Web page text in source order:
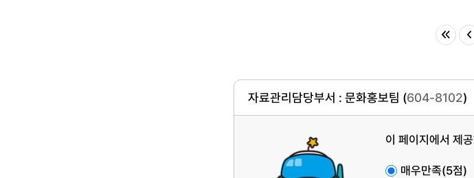
자료관리담당부서 : 문화홍보팀 (604-8102)
이 페이지에서 제
매우만족(5점)